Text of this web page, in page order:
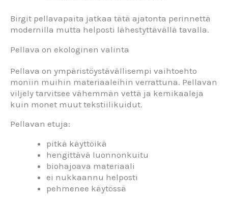
Birgit pellavapaita jatkaa tätä ajatonta perinnettä
modernilla mutta helposti lähestyttävällä tavalla.
Pellava on ekologinen valinta
Pellava on ympäristöystävällisempi vaihtoehto
moniin muihin materiaaleihin verrattuna. Pellavan
viljely tarvitsee vähemmän vettä ja kemikaaleja
kuin monet muut tekstiilikuidut.
Pellavan etuja:
pitkä käyttöikä
hengittävä luonnonkuitu
biohajoava materiaali
ei nukkaannu helposti
pehmenee käytössä